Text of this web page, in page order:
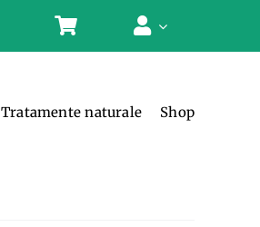
Tratamente naturale Shop